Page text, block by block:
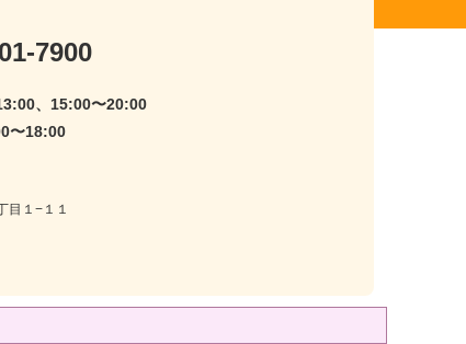
7900
、15:00〜20:00
〜18:00
目１−１１